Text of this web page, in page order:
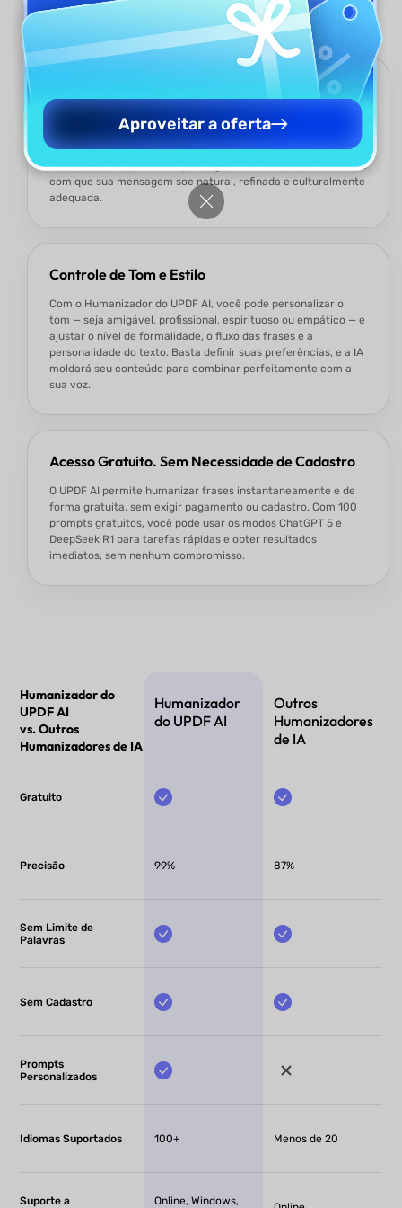
do UPDF AI?
O Humanizador do UPDF AI oferece suporte a entrada e saída
multilíngues, ajudando escritores não nativos e equipes
internacionais a aprimorar o tom e a fluidez em diferentes
idiomas. Não importa em qual língua você escreva, o UPDF faz
com que sua mensagem soe natural, refinada e culturalmente
adequada.
Controle de Tom e Estilo
Com o Humanizador do UPDF AI, você pode personalizar o
tom — seja amigável, profissional, espirituoso ou empático — e
ajustar o nível de formalidade, o fluxo das frases e a
personalidade do texto. Basta definir suas preferências, e a IA
moldará seu conteúdo para combinar perfeitamente com a
sua voz.
Acesso Gratuito. Sem Necessidade de Cadastro
O UPDF AI permite humanizar frases instantaneamente e de
forma gratuita, sem exigir pagamento ou cadastro. Com 100
prompts gratuitos, você pode usar os modos ChatGPT 5 e
DeepSeek R1 para tarefas rápidas e obter resultados
imediatos, sem nenhum compromisso.
Humanizador do
UPDF AI
vs. Outros
Humanizadores de IA
Humanizador
do UPDF AI
Outros
Humanizadores
de IA
Gratuito
Precisão 99% 87%
Sem Limite de
Palavras
Sem Cadastro
Prompts
Personalizados
Idiomas Suportados 100+ Menos de 20
Suporte a
Online, Windows,
Aproveitar a oferta